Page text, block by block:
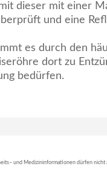
dieser mit einer
und eine
es durch den
dort zu
bedürfen.
und Medizininformationen dürfen nicht